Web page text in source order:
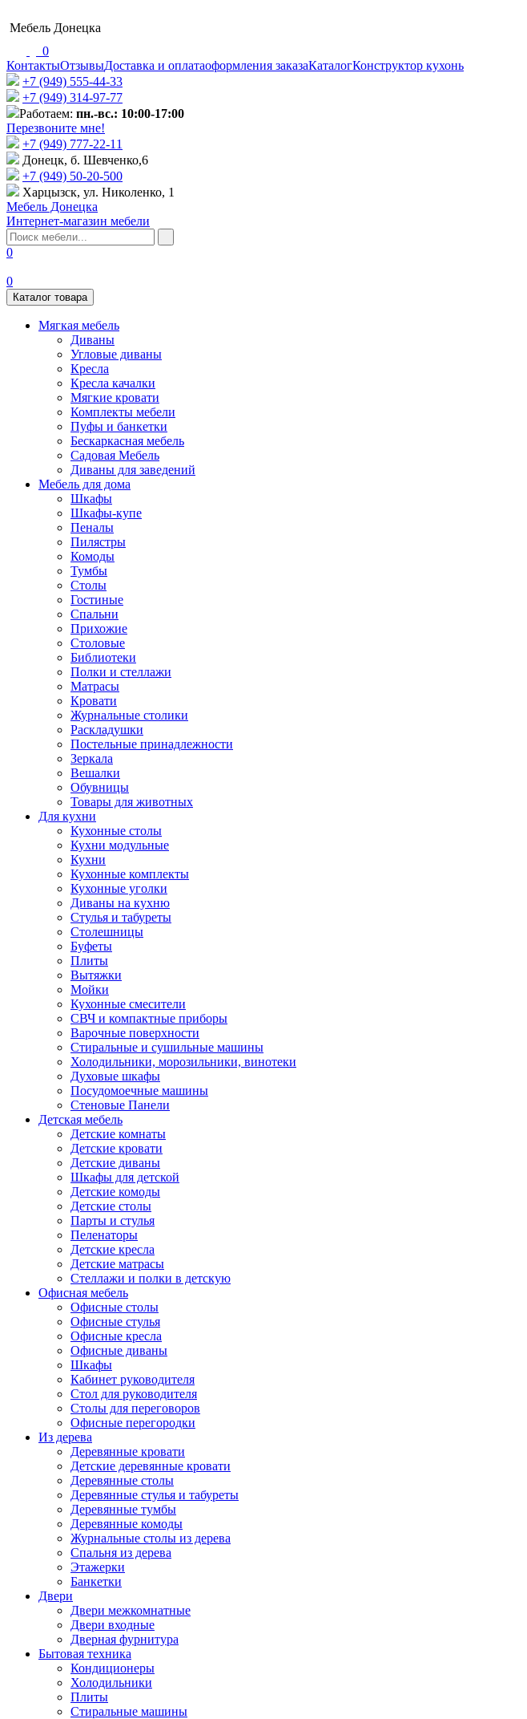
Мебель Донецка
0
КонтактыОтзывыДоставка и оплатаоформления заказаКаталогКонструктор кухонь
+7 (949) 555-44-33
+7 (949) 314-97-77
Работаем: пн.-вс.: 10:00-17:00
Перезвоните мне!
+7 (‎949) 777-22-11
Донецк, б. Шевченко,6
+7 (949) 50-20-500
Харцызск, ул. Николенко, 1
Мебель Донецка
Интернет-магазин мебели
0
0
Каталог товара
Мягкая мебель
Диваны
Угловые диваны
Кресла
Кресла качалки
Мягкие кровати
Комплекты мебели
Пуфы и банкетки
Бескаркасная мебель
Садовая Мебель
Диваны для заведений
Мебель для дома
Шкафы
Шкафы-купе
Пеналы
Пилястры
Комоды
Тумбы
Столы
Гостиные
Спальни
Прихожие
Столовые
Библиотеки
Полки и стеллажи
Матрасы
Кровати
Журнальные столики
Раскладушки
Постельные принадлежности
Зеркала
Вешалки
Обувницы
Товары для животных
Для кухни
Кухонные столы
Кухни модульные
Кухни
Кухонные комплекты
Кухонные уголки
Диваны на кухню
Стулья и табуреты
Столешницы
Буфеты
Плиты
Вытяжки
Мойки
Кухонные смесители
СВЧ и компактные приборы
Варочные поверхности
Стиральные и сушильные машины
Холодильники, морозильники, винотеки
Духовые шкафы
Посудомоечные машины
Стеновые Панели
Детская мебель
Детские комнаты
Детские кровати
Детские диваны
Шкафы для детской
Детские комоды
Детские столы
Парты и стулья
Пеленаторы
Детские кресла
Детские матрасы
Стеллажи и полки в детскую
Офисная мебель
Офисные столы
Офисные стулья
Офисные кресла
Офисные диваны
Шкафы
Кабинет руководителя
Стол для руководителя
Столы для переговоров
Офисные перегородки
Из дерева
Деревянные кровати
Детские деревянные кровати
Деревянные столы
Деревянные стулья и табуреты
Деревянные тумбы
Деревянные комоды
Журнальные столы из дерева
Спальня из дерева
Этажерки
Банкетки
Двери
Двери межкомнатные
Двери входные
Дверная фурнитура
Бытовая техника
Кондиционеры
Холодильники
Плиты
Стиральные машины